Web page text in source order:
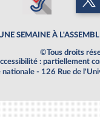
SEMAINE À
©Tous droits
: partiellement
nationale - 126 Rue de